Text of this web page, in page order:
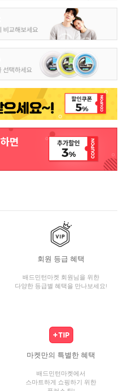
회원 등급 혜택
배드민턴마켓 회원님을 위한
다양한 등급별 혜택을 만나보세요!
마켓만의 특별한 혜택
배드민턴마켓에서
스마트하게 쇼핑하기 위한